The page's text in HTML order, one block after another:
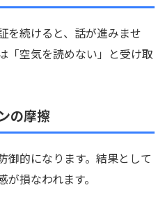
を続けると、話が進みませ
「空気を読めない」と受け取
の摩擦
御的になります。結果として
損なわれます。